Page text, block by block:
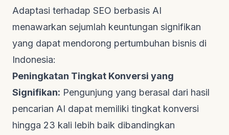
Adaptasi terhadap SEO berbasis AI
menawarkan sejumlah keuntungan signifikan
yang dapat mendorong pertumbuhan bisnis di
Indonesia:
Peningkatan Tingkat Konversi yang
Signifikan: Pengunjung yang berasal dari hasil
pencarian AI dapat memiliki tingkat konversi
hingga 23 kali lebih baik dibandingkan